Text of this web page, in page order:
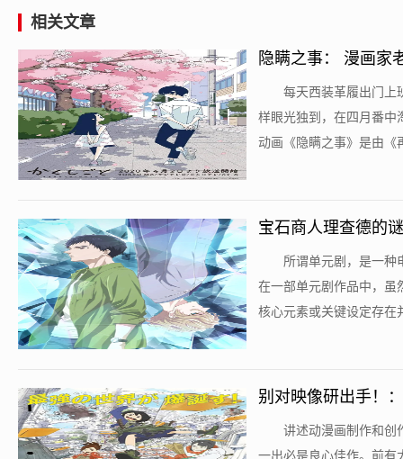
相关文章
隐瞒之事： 漫画家
每天西装革履出门上
样眼光独到，在四月番中
动画《隐瞒之事》是由《
宝石商人理查德的
所谓单元剧，是一种
在一部单元剧作品中，虽
核心元素或关键设定存在
别对映像研出手！
讲述动漫画制作和创
一出必是良心佳作。前有